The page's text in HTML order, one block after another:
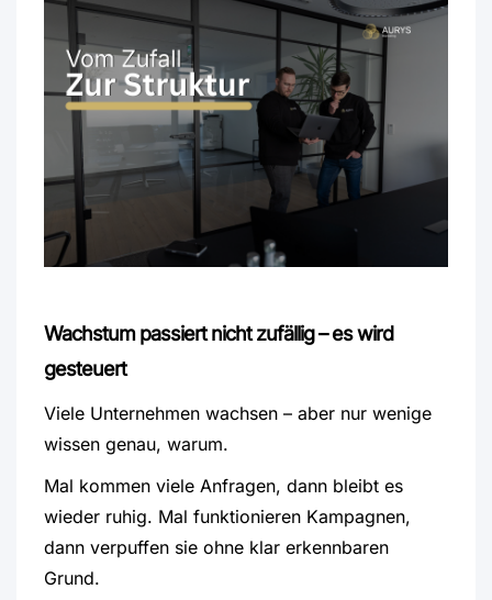
Wachstum passiert nicht zufällig – es wird
gesteuert
Viele Unternehmen wachsen – aber nur wenige
wissen genau, warum.
Mal kommen viele Anfragen, dann bleibt es
wieder ruhig. Mal funktionieren Kampagnen,
dann verpuffen sie ohne klar erkennbaren
Grund.